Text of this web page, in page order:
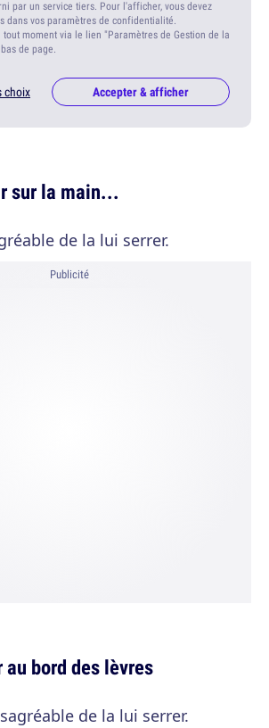
par un service tiers. Pour l'afficher, vous devez
dans vos paramètres de confidentialité.
moment via le lien "Paramètres de Gestion de la
de page.
choix Accepter & afficher
sur la main...
de la lui serrer.
Publicité
au bord des lèvres
de la lui serrer.